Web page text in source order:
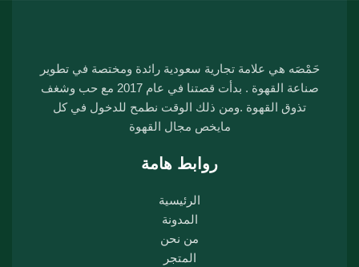
حَمْصَه هي علامة تجارية سعودية رائدة ومختصة في تطوير
صناعة القهوة . بدأت قصتنا في عام 2017 مع حب وشغف
تذوق القهوة .ومن ذلك الوقت نطمح للدخول في كل
مايخص مجال القهوة
روابط هامة
الرئيسية
المدونة
من نحن
المتجر